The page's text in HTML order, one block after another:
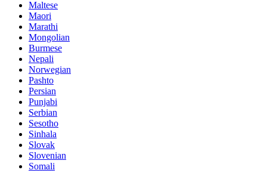
Maltese
Maori
Marathi
Mongolian
Burmese
Nepali
Norwegian
Pashto
Persian
Punjabi
Serbian
Sesotho
Sinhala
Slovak
Slovenian
Somali